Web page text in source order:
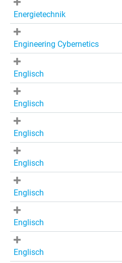
Energietechnik
Engineering Cybernetics
Englisch
Englisch
Englisch
Englisch
Englisch
Englisch
Englisch